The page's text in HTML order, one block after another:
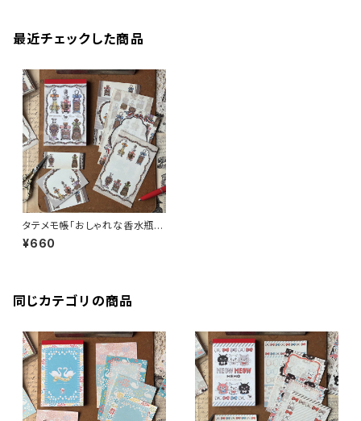
最近チェックした商品
タテメモ帳「おしゃれな香水瓶」
AN103-0154 メモ帳 手
帳リフィル（穴なし） ミニ6 M
¥660
同じカテゴリの商品